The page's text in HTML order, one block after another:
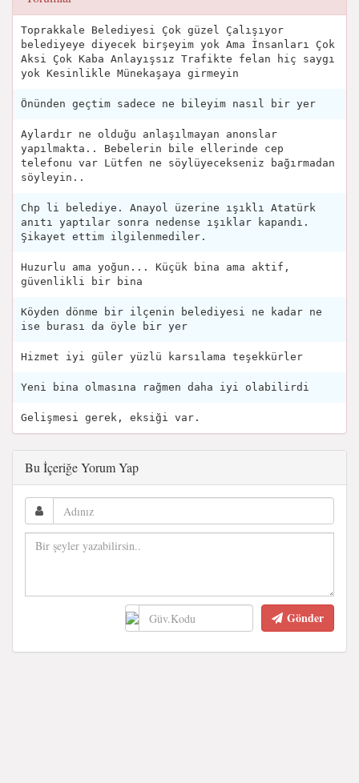
Toprakkale Belediyesi Çok güzel Çalışıyor
belediyeye diyecek birşeyim yok Ama İnsanları Çok
Aksi Çok Kaba Anlayışsız Trafikte felan hiç saygı
yok Kesinlikle Münekaşaya girmeyin
Önünden geçtim sadece ne bileyim nasıl bir yer
Aylardır ne olduğu anlaşılmayan anonslar
yapılmakta.. Bebelerin bile ellerinde cep
telefonu var Lütfen ne söylüyecekseniz bağırmadan
söyleyin..
Chp li belediye. Anayol üzerine ışıklı Atatürk
anıtı yaptılar sonra nedense ışıklar kapandı.
Şikayet ettim ilgilenmediler.
Huzurlu ama yoğun... Küçük bina ama aktif,
güvenlikli bir bina
Köyden dönme bir ilçenin belediyesi ne kadar ne
ise burası da öyle bir yer
Hizmet iyi güler yüzlü karsılama teşekkürler
Yeni bina olmasına rağmen daha iyi olabilirdi
Gelişmesi gerek, eksiği var.
Bu İçeriğe Yorum Yap
Gönder